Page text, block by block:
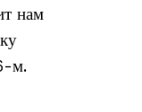
нам
м.